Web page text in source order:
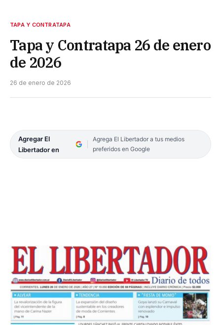
TAPA Y CONTRATAPA
Tapa y Contratapa 26 de enero
de 2026
26 de enero de 2026
Agregar El
Libertador en
Agrega El Libertador a tus medios
preferidos en Google